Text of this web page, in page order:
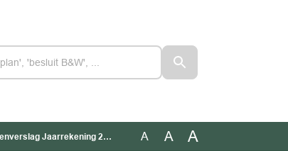
Jaarrekening 2025 Oirschot A A A